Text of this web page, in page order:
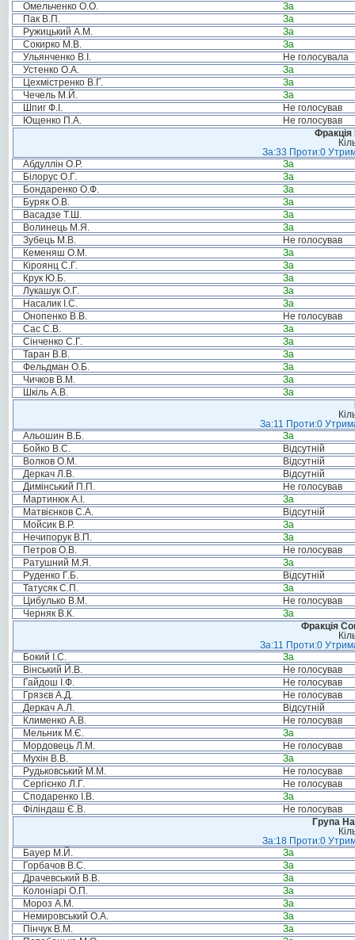
Омельченко О.О.
За
Пак В.П.
За
Ружицький А.М.
За
Сокирко М.В.
За
Ульянченко В.І.
Не голосувала
Устенко О.А.
За
Цехмістренко В.Г.
За
Чечель М.Й.
За
Шпиг Ф.І.
Не голосував
Ющенко П.А.
Не голосував
За:33 Проти:0
Абдуллін О.Р.
За
Білорус О.Г.
За
Бондаренко О.Ф.
За
Буряк О.В.
За
Васадзе Т.Ш.
За
Волинець М.Я.
За
Зубець М.В.
Не голосував
Кеменяш О.М.
За
Кіроянц С.Г.
За
Крук Ю.Б.
За
Лукашук О.Г.
За
Насалик І.С.
За
Онопенко В.В.
Не голосував
Сас С.В.
За
Сінченко С.Г.
За
Таран В.В.
За
Фельдман О.Б.
За
Чичков В.М.
За
Шкіль А.В.
За
За:11 Проти:0
Альошин В.Б.
За
Бойко В.С.
Відсутній
Волков О.М.
Відсутній
Деркач Л.В.
Відсутній
Димінський П.П.
Не голосував
Мартинюк А.І.
За
Матвієнков С.А.
Відсутній
Мойсик В.Р.
За
Нечипорук В.П.
За
Петров О.В.
Не голосував
Ратушний М.Я.
За
Руденко Г.Б.
Відсутній
Татусяк С.П.
За
Цибулько В.М.
Не голосував
Черняк В.К.
За
Фракція
За:11 Проти:0
Бокий І.С.
За
Вінський Й.В.
Не голосував
Гайдош І.Ф.
Не голосував
Грязєв А.Д.
Не голосував
Деркач А.Л.
Відсутній
Клименко А.В.
Не голосував
Мельник М.Є.
За
Мордовець Л.М.
Не голосував
Мухін В.В.
За
Рудьковський М.М.
Не голосував
Сергієнко Л.Г.
Не голосував
Сподаренко І.В.
За
Філіндаш Є.В.
Не голосував
Група
За:18 Проти:0
Бауер М.Й.
За
Горбачов В.С.
За
Драчевський В.В.
За
Колоніарі О.П.
За
Мороз А.М.
За
Немировський О.А.
За
Пінчук В.М.
За